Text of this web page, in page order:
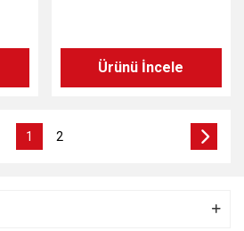
Ürünü İncele
1 2